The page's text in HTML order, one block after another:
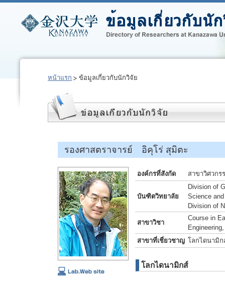
หน้าแรก ข้อมูลเกี่ยวกับนักวิจัย
รองศาสตราจารย์ อิคุโร่ สุมิตะ
องค์กรที่สังกัด สาขาวิศวก
บันฑิตวิทยาลัย
Division of
Science
Division of
สาขาวิชา
Course in
สาขาที่เชี่ยวชาญ โลกไดนามิก
โลกไดนามิกส์